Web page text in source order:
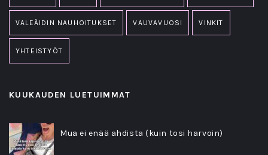
VALEÄIDIN NAUHOITUKSET VAUVAVUOSI VINKIT
YHTEISTYÖT
KUUKAUDEN LUETUIMMAT
Mua ei enää ahdista (kuin tosi harvoin)